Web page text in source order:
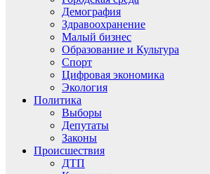
Демография
Здравоохранение
Малый бизнес
Образование и Культура
Спорт
Цифровая экономика
Экология
Политика
Выборы
Депутаты
Законы
Происшествия
ДТП